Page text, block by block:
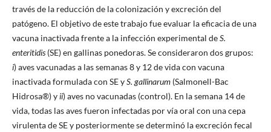
través de la reducción de la colonización y excreción del
patógeno. El objetivo de este trabajo fue evaluar la eficacia de una
vacuna inactivada frente a la infección experimental deS.
enteritidis(SE) en gallinas ponedoras. Se consideraron dos grupos:
i) aves vacunadas a las semanas 8 y 12 de vida con vacuna
inactivada formulada con SE yS. gallinarum (Salmonell-Bac
Hidrosa®) yii) aves no vacunadas (control). En la semana 14 de
vida, todas las aves fueron infectadas por vía oral con una cepa
virulenta de SE y posteriormente se determinó la excreción fecal